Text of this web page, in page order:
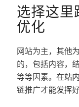
选择这里
优化
网站为主，其他
的，包括内容，
等等因素。在站
链推广才能发挥